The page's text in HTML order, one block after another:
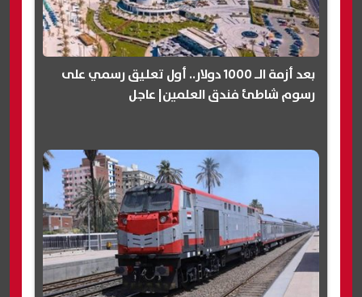
بعد أزمة الـ 1000 دولار.. أول تعليق رسمي على
رسوم شاطئ فندق العلمين| عاجل